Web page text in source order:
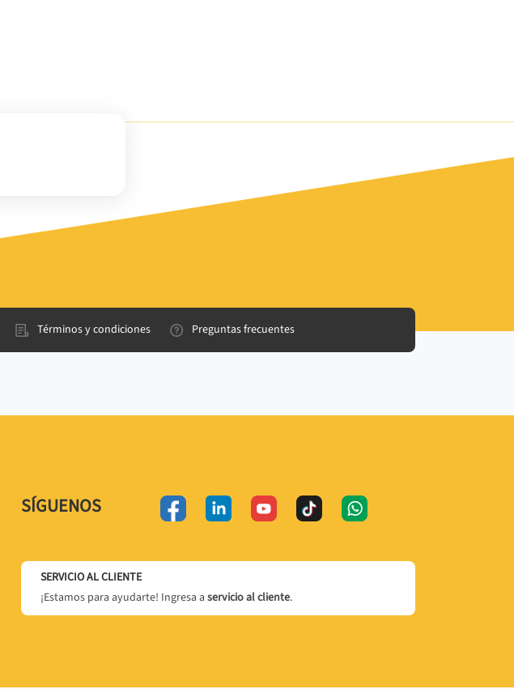
Términos y condiciones Preguntas frecuentes
SÍGUENOS
SERVICIO AL CLIENTE
¡Estamos para ayudarte! Ingresa a servicio al cliente.